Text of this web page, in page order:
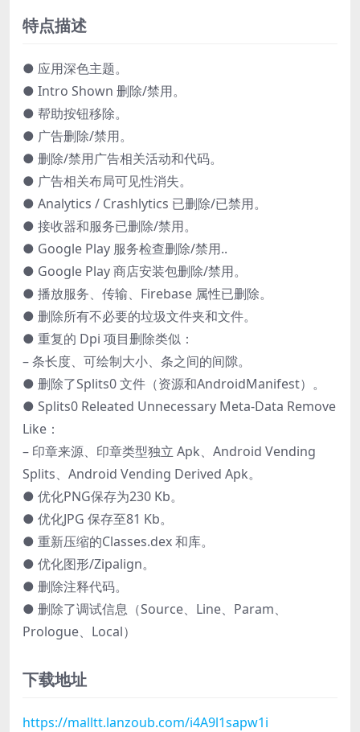
特点描述
● ​​应用深色主题。
● Intro Shown 删除/禁用。
● 帮助按钮移除。
● 广告删除/禁用。
● 删除/禁用广告相关活动和代码。
● 广告相关布局可见性消失。
● Analytics / Crashlytics 已删除/已禁用。
● 接收器和服务已删除/禁用。
● Google Play 服务检查删除/禁用..
● Google Play 商店安装包删除/禁用。
● 播放服务、传输、Firebase 属性已删除。
● 删除所有不必要的垃圾文件夹和文件。
● 重复的 Dpi 项目删除类似：
– 条长度、可绘制大小、条之间的间隙。
● 删除了Splits0 文件（资源和AndroidManifest）。
● Splits0 Releated Unnecessary Meta-Data Remove
Like：
– 印章来源、印章类型独立 Apk、Android Vending
Splits、Android Vending Derived Apk。
● 优化PNG保存为230 Kb。
● 优化JPG 保存至81 Kb。
● 重新压缩的Classes.dex 和库。
● 优化图形/Zipalign。
● 删除注释代码。
● 删除了调试信息（Source、Line、Param、
Prologue、Local）
下载地址
https://malltt.lanzoub.com/i4A9l1sapw1i